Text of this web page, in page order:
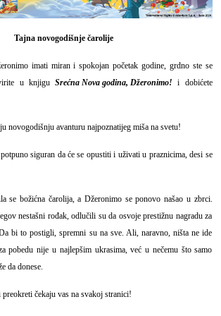
Tajna novogodišnje čarolije
imati miran i spokojan početak godine, grdno ste se
u knjigu Srećna Nova godina, Džeronimo! i dobićete
novogodišnju avanturu najpoznatijeg miša na svetu!
siguran da će se opustiti i uživati u praznicima, desi se
se božićna čarolija, a Džeronimo se ponovo našao u zbrci.
nestašni rođak, odlučili su da osvoje prestižnu nagradu za
bi to postigli, spremni su na sve. Ali, naravno, ništa ne ide
pobedu nije u najlepšim ukrasima, već u nečemu što samo
da donese.
čekaju vas na svakoj stranici!